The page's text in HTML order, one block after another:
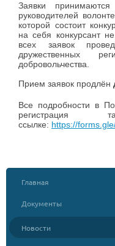
Заявки
руководителей
которой состоит
на себя конкурсант
всех заявок
дружественных
добровольчества.
Прием заявок продлён
Все подробности в
ссылке: https://
Главная
Документы
Новости